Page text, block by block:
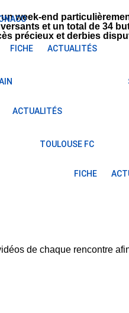
FICHE ACTUALITÉS
ACTUALITÉS
TOULOUSE FC
FICHE
week-end
et un total de 34
précieux et derbies
de chaque rencontre